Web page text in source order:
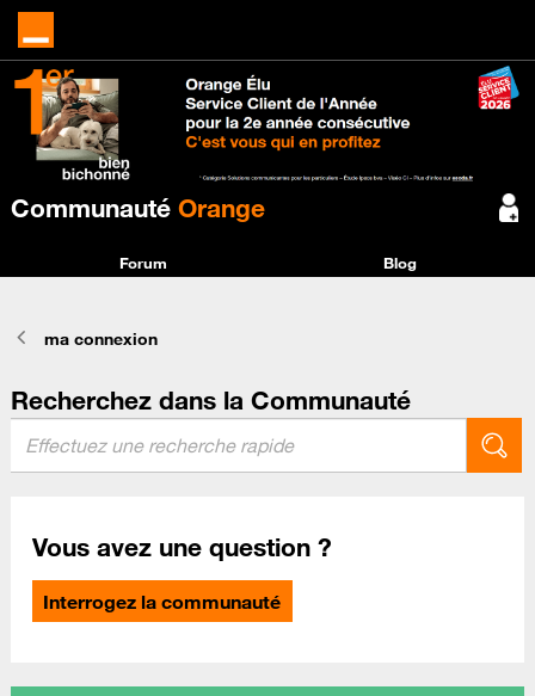
Communauté Orange
Forum Blog
ma connexion
Recherchez dans la Communauté
Vous avez une question ?
Interrogez la communauté